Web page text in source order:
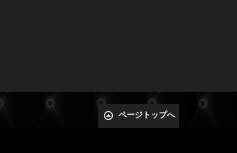
ページトップへ